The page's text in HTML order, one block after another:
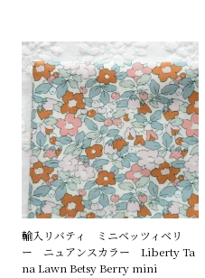
輸入リバティ ミニベッツィベリ
ー ニュアンスカラー Liberty Ta
na Lawn Betsy Berry mini